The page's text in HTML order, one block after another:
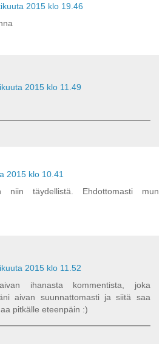
2015 klo 19.46
2015 klo 11.49
2015 klo 10.41
täydellistä. Ehdottomasti mun
2015 klo 11.52
ihanasta kommentista, joka
aivan suunnattomasti ja siitä saa
pitkälle eteenpäin :)